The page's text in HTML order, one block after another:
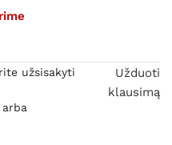
užsisakyti
arba
Užduoti
klausimą